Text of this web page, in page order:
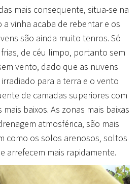
mais consequente, situa-se na
vinha acaba de rebentar e os
são ainda muito tenros. Só
de céu limpo, portanto sem
vento, dado que as nuvens
para a terra e o vento
de camadas superiores com
baixos. As zonas mais baixas
atmosférica, são mais
como os solos arenosos, soltos
arrefecem mais rapidamente.